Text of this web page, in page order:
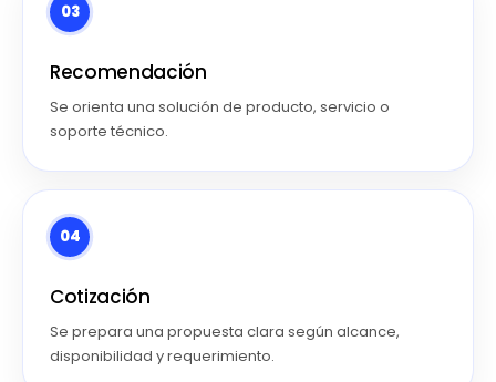
03
Recomendación
Se orienta una solución de producto, servicio o
soporte técnico.
04
Cotización
Se prepara una propuesta clara según alcance,
disponibilidad y requerimiento.